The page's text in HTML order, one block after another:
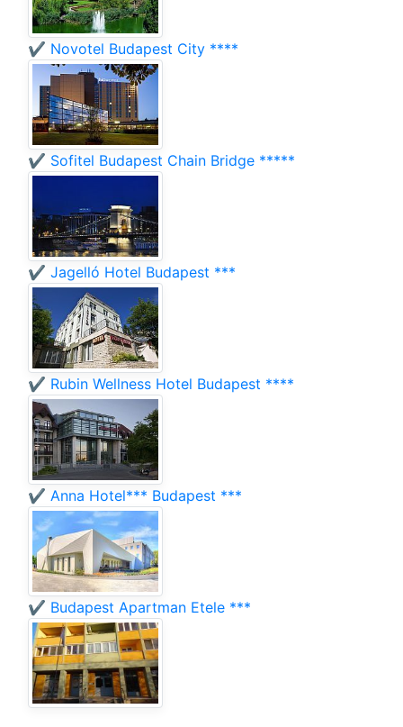
✔️ Novotel Budapest City ****
✔️ Sofitel Budapest Chain Bridge *****
✔️ Jagelló Hotel Budapest ***
✔️ Rubin Wellness Hotel Budapest ****
✔️ Anna Hotel*** Budapest ***
✔️ Budapest Apartman Etele ***